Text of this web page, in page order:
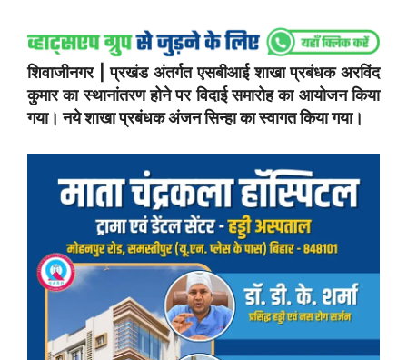
शिवाजीनगर | प्रखंड अंतर्गत एसबीआई शाखा प्रबंधक अरविंद
कुमार का स्थानांतरण होने पर विदाई समारोह का आयोजन किया
गया। नये शाखा प्रबंधक अंजन सिन्हा का स्वागत किया गया।